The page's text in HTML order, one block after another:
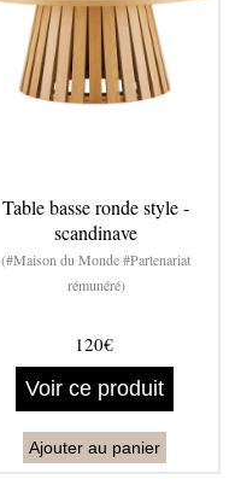
Table basse ronde style -
scandinave
(#Maison du Monde #Partenariat
rémunéré)
120€
Voir ce produit
Ajouter au panier